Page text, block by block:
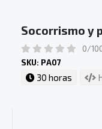
Socorrismo y
0/
SKU: PA07
30 horas